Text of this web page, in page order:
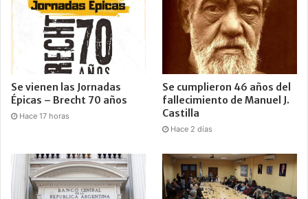
Se vienen las Jornadas
Épicas – Brecht 70 años
Hace 17 horas
Se cumplieron 46 años del
fallecimiento de Manuel J.
Castilla
Hace 2 días